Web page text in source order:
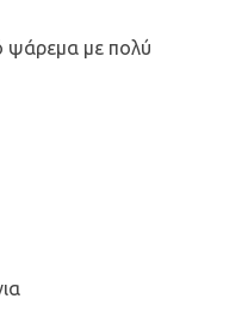
ψάρεμα με πολύ